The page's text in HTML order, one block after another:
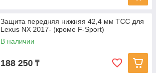
Защита передняя нижняя 42,4 мм ТСС для
Lexus NX 2017- (кроме F-Sport)
В наличии
188 250 ₸